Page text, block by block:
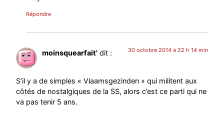
Répondre
moinsquearfait' dit : 30 octobre 2014 à 22 h 14 min
S’il y a de simples « Vlaamsgezinden » qui militent aux
côtés de nostalgiques de la SS, alors c’est ce parti qui ne
va pas tenir 5 ans.